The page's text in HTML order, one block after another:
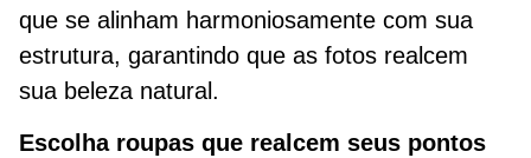
que se alinham harmoniosamente com sua
estrutura, garantindo que as fotos realcem
sua beleza natural.
Escolha roupas que realcem seus pontos